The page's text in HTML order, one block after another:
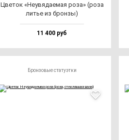
Цве­ток «Неувя­да­емая ро­за» (ро­за
литье из брон­зы)
11 400 руб
Бронзовые статуэтки